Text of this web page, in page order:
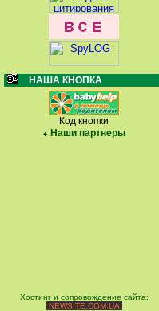
НАША КНОПКА
Код кнопки
Наши партнеры
Хостинг и сопровождение сайта:
NEWSITE.COM.UA